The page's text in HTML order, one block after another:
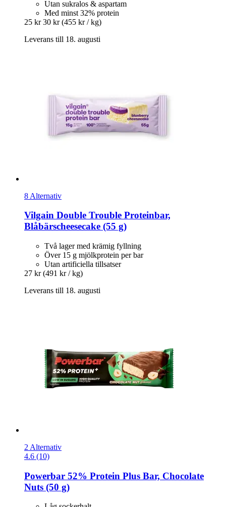
Utan sukralos & aspartam
Med minst 32% protein
25 kr 30 kr (455 kr / kg)
Leverans till 18. augusti
8 Alternativ
Vilgain Double Trouble Proteinbar,
Blåbärscheesecake (55 g)
Två lager med krämig fyllning
Över 15 g mjölkprotein per bar
Utan artificiella tillsatser
27 kr (491 kr / kg)
Leverans till 18. augusti
2 Alternativ
4.6 (10)
Powerbar 52% Protein Plus Bar, Chocolate
Nuts (50 g)